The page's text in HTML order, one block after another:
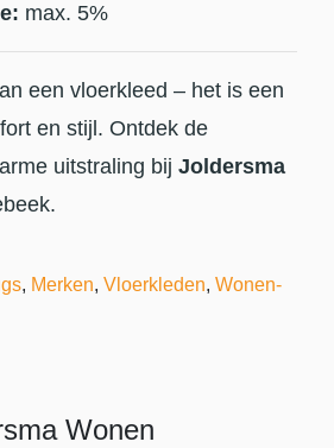
max. 5%
een vloerkleed – het is een
en stijl. Ontdek de
uitstraling bij Joldersma
, Merken, Vloerkleden, Wonen-
Wonen